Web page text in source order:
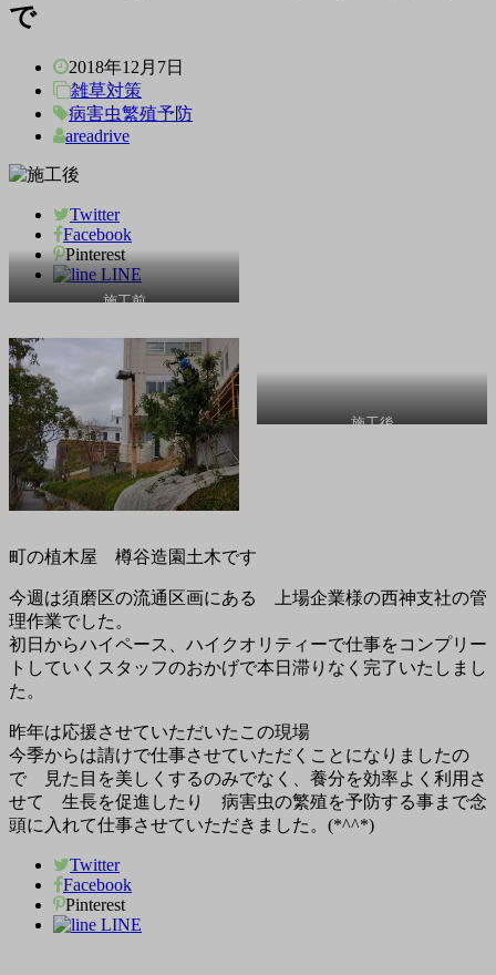
で
2018年12月7日
雑草対策
病害虫繁殖予防
areadrive
Twitter
Facebook
Pinterest
LINE
施工前
施工後
町の植木屋 樽谷造園土木です
今週は須磨区の流通区画にある 上場企業様の西神支社の管
理作業でした。
初日からハイペース、ハイクオリティーで仕事をコンプリー
トしていくスタッフのおかげで本日滞りなく完了いたしまし
た。
昨年は応援させていただいたこの現場
今季からは請けで仕事させていただくことになりましたの
で 見た目を美しくするのみでなく、養分を効率よく利用さ
せて 生長を促進したり 病害虫の繁殖を予防する事まで念
頭に入れて仕事させていただきました。(*^^*)
Twitter
Facebook
Pinterest
LINE